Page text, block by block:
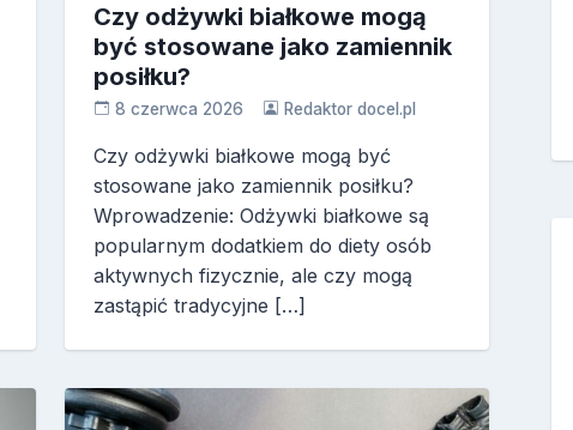
Czy odżywki białkowe mogą
być stosowane jako zamiennik
posiłku?
8 czerwca 2026 Redaktor docel.pl
Czy odżywki białkowe mogą być
stosowane jako zamiennik posiłku?
Wprowadzenie: Odżywki białkowe są
popularnym dodatkiem do diety osób
aktywnych fizycznie, ale czy mogą
zastąpić tradycyjne […]